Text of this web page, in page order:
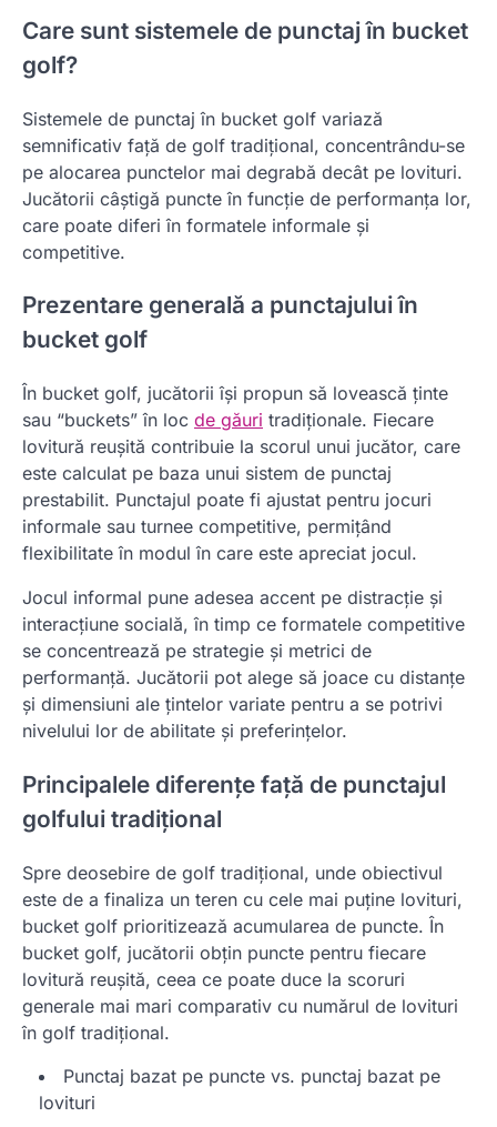
Care sunt sistemele de punctaj în bucket
golf?
Sistemele de punctaj în bucket golf variază
semnificativ față de golf tradițional, concentrându-se
pe alocarea punctelor mai degrabă decât pe lovituri.
Jucătorii câștigă puncte în funcție de performanța lor,
care poate diferi în formatele informale și
competitive.
Prezentare generală a punctajului în
bucket golf
În bucket golf, jucătorii își propun să lovească ținte
sau “buckets” în loc de găuri tradiționale. Fiecare
lovitură reușită contribuie la scorul unui jucător, care
este calculat pe baza unui sistem de punctaj
prestabilit. Punctajul poate fi ajustat pentru jocuri
informale sau turnee competitive, permițând
flexibilitate în modul în care este apreciat jocul.
Jocul informal pune adesea accent pe distracție și
interacțiune socială, în timp ce formatele competitive
se concentrează pe strategie și metrici de
performanță. Jucătorii pot alege să joace cu distanțe
și dimensiuni ale țintelor variate pentru a se potrivi
nivelului lor de abilitate și preferințelor.
Principalele diferențe față de punctajul
golfului tradițional
Spre deosebire de golf tradițional, unde obiectivul
este de a finaliza un teren cu cele mai puține lovituri,
bucket golf prioritizează acumularea de puncte. În
bucket golf, jucătorii obțin puncte pentru fiecare
lovitură reușită, ceea ce poate duce la scoruri
generale mai mari comparativ cu numărul de lovituri
în golf tradițional.
Punctaj bazat pe puncte vs. punctaj bazat pe
lovituri